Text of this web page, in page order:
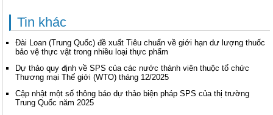
Tin khác
Đài Loan (Trung Quốc) đề xuất Tiêu chuẩn về giới hạn dư lượng thuốc
bảo vệ thực vật trong nhiều loại thực phẩm
Dự thảo quy định về SPS của các nước thành viên thuộc tổ chức
Thương mại Thế giới (WTO) tháng 12/2025
Cập nhật một số thông báo dự thảo biện pháp SPS của thị trường
Trung Quốc năm 2025